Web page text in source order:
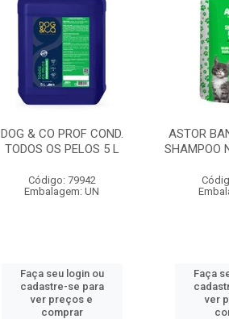
DOG & CO PROF COND.
TODOS OS PELOS 5 L
Código: 79942
Embalagem: UN
Faça seu login ou
cadastre-se para
ver preços e
comprar
ASTOR
SHAMPOO
Faça
ver